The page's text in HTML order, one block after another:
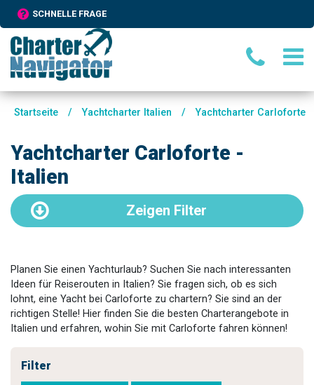
SCHNELLE FRAGE
Startseite / Yachtcharter Italien / Yachtcharter Carloforte
Yachtcharter Carloforte -
Italien
Zeigen Filter
Planen Sie einen Yachturlaub? Suchen Sie nach interessanten
Ideen für Reiserouten in Italien? Sie fragen sich, ob es sich
lohnt, eine Yacht bei Carloforte zu chartern? Sie sind an der
richtigen Stelle! Hier finden Sie die besten Charterangebote in
Italien und erfahren, wohin Sie mit Carloforte fahren können!
Filter